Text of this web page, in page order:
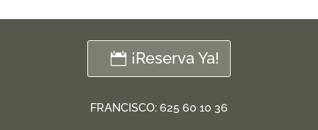
¡Reserva Ya!
FRANCISCO: 625 60 10 36